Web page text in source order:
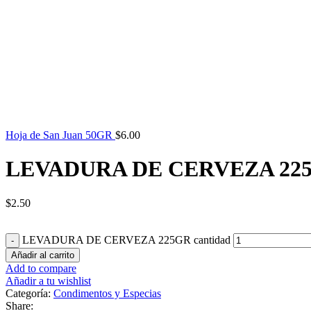
Hoja de San Juan 50GR $6.00
LEVADURA DE CERVEZA
$2.50
LEVADURA DE CERVEZA 225GR cantidad
Añadir al carrito
Add to compare
Añadir a tu wishlist
Categoría: Condimentos y Especias
Share: